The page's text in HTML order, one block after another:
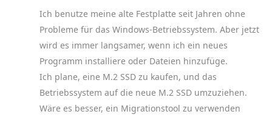
Ich benutze meine alte Festplatte seit Jahren ohne
Probleme für das Windows-Betriebssystem. Aber jetzt
wird es immer langsamer, wenn ich ein neues
Programm installiere oder Dateien hinzufüge.
Ich plane, eine M.2 SSD zu kaufen, und das
Betriebssystem auf die neue M.2 SSD umzuziehen.
Wäre es besser, ein Migrationstool zu verwenden